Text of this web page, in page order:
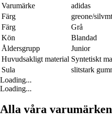
Varumärke
adidas
Färg
greone/
Färg
Grå
Kön
Blandad
Åldersgrupp
Junior
Huvudsakligt material Syntetiskt
Sula
slitstark
Loading...
Loading...
Alla våra varumärken